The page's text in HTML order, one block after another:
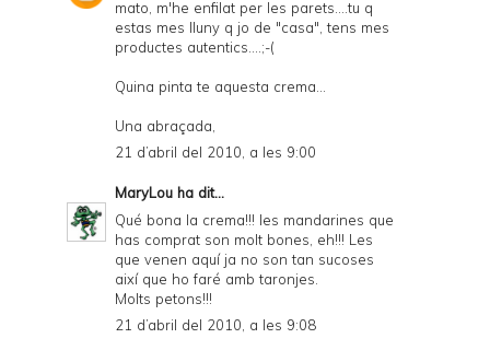
mato, m'he enfilat per les parets....tu q
estas mes lluny q jo de "casa", tens mes
productes autentics....;-(
Quina pinta te aquesta crema...
Una abraçada,
21 d’abril del 2010, a les 9:00
MaryLou ha dit...
Qué bona la crema!!! les mandarines que
has comprat son molt bones, eh!!! Les
que venen aquí ja no son tan sucoses
així que ho faré amb taronjes.
Molts petons!!!
21 d’abril del 2010, a les 9:08